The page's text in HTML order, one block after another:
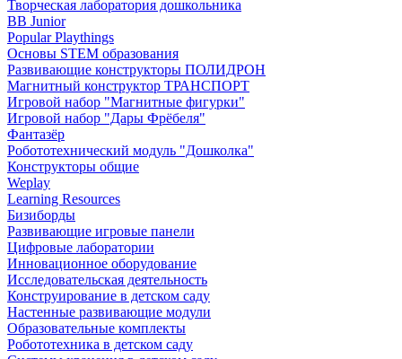
Творческая лаборатория дошкольника
BB Junior
Popular Playthings
Основы STEM образования
Развивающие конструкторы ПОЛИДРОН
Магнитный конструктор ТРАНСПОРТ
Игровой набор "Магнитные фигурки"
Игровой набор "Дары Фрёбеля"
Фантазёр
Робототехнический модуль "Дошколка"
Конструкторы общие
Weplay
Learning Resources
Бизиборды
Развивающие игровые панели
Цифровые лаборатории
Инновационное оборудование
Исследовательская деятельность
Конструирование в детском саду
Настенные развивающие модули
Образовательные комплекты
Робототехника в детском саду